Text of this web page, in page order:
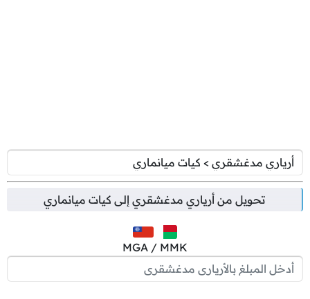
تحويل من أرياري مدغشقري إلى كيات ميانماري
MGA / MMK